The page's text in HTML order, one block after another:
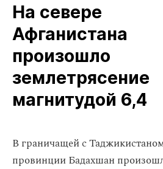
На севере
Афганистана
произошло
землетрясение
магнитудой 6,4
В граничащей с
провинции Бадахшан